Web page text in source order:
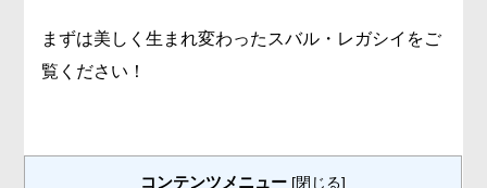
まずは美しく生まれ変わったスバル・レガシイをご
覧ください！
コンテンツメニュー [閉じる]